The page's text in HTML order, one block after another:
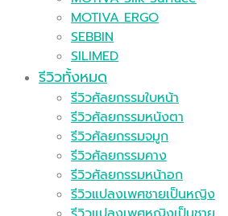
MOTIVA ERGO
SEBBIN
SILIMED
รีวิวทั้งหมด
รีวิวศัลยกรรมใบหน้า
รีวิวศัลยกรรมหนังตา
รีวิวศัลยกรรมจมูก
รีวิวศัลยกรรมคาง
รีวิวศัลยกรรมหน้าอก
รีวิวแปลงเพศชายเป็นหญิง